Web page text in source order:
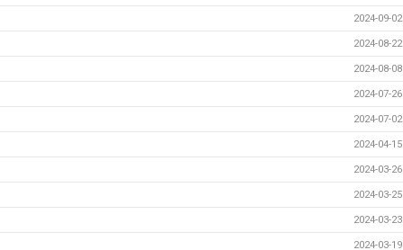
2024-09-
2024-08-
2024-08-
2024-07-
2024-07-
2024-04-
2024-03-
2024-03-
2024-03-
2024-03-